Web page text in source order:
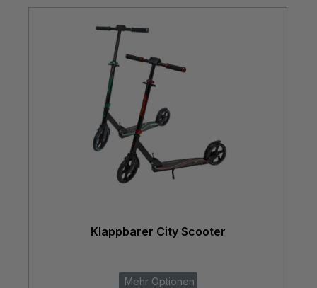
Klappbarer City Scooter
Mehr Optionen